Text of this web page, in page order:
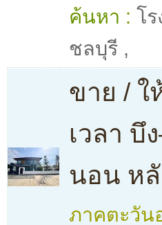
ค้นหา : โ
ชลบุรี ,
ขาย / ใ
เวลา บึ
นอน หลั
ภาคตะวัน